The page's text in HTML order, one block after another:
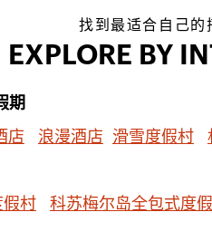
找到最适合自己的
EXPLORE BY
期
店 浪漫酒店 滑雪度假村
村 科苏梅尔岛全包式度